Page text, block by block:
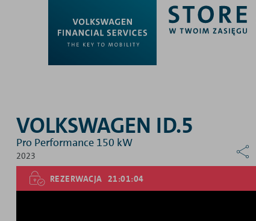
VOLKSWAGEN ID.5
Pro Performance 150 kW
2023
REZERWACJA 21:01:03